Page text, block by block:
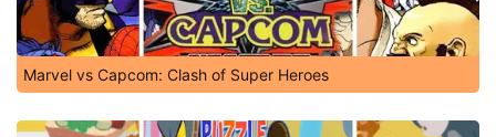
Marvel vs Capcom: Clash of Super Heroes